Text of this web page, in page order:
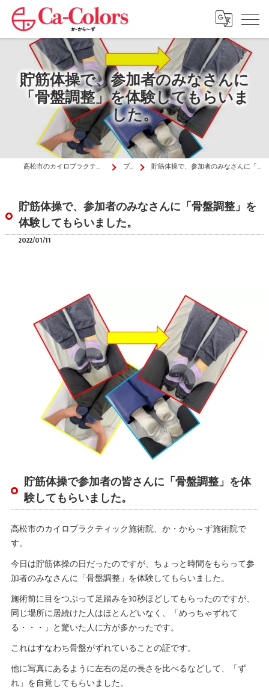
貯筋体操で、参加者のみなさんに
「骨盤調整」を体験してもらいま
した。
高松市のカイロプラクティックはか・から～ず施術院 ブログ 貯筋体操で、参加者のみなさんに「骨盤調整」を体験してもらいました。
貯筋体操で、参加者のみなさんに「骨盤調整」を
体験してもらいました。
2022/01/11
貯筋体操で参加者の皆さんに「骨盤調整」を体
験してもらいました。
高松市のカイロプラクティック施術院、か・から～ず施術院で
す。
今日は貯筋体操の日だったのですが、ちょっと時間をもらって参
加者のみなさんに「骨盤調整」を体験してもらいました。
施術前に目をつぶって足踏みを30秒ほどしてもらったのですが、
同じ場所に居続けた人はほとんどいなく、「めっちゃずれて
る・・・」と驚いた人に方が多かったです。
これはすなわち骨盤がずれていることの証です。
他に写真にあるように左右の足の長さを比べるなどして、「ず
れ」を自覚してもらいました。